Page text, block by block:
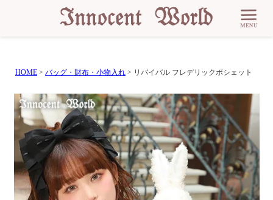
HOME バッグ・財布・小物入れ リバイバル フレデリックポシェット